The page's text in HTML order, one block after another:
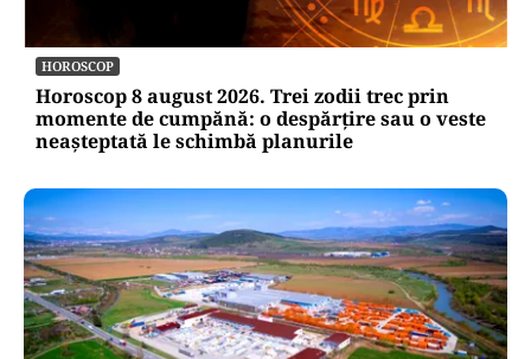
HOROSCOP
Horoscop 8 august 2026. Trei zodii trec prin
momente de cumpănă: o despărțire sau o veste
neașteptată le schimbă planurile